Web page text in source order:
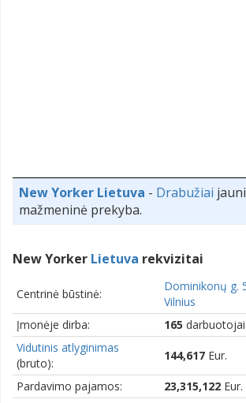
New Yorker Lietuva - Drabužiai
mažmeninė prekyba.
New Yorker Lietuva rekvizitai
Centrinė būstinė:
Dominikonų g.
Vilnius
Įmonėje dirba:
165 darbuotojai
Vidutinis atlyginimas
(bruto):
144,617 Eur.
Pardavimo pajamos: 23,315,122 Eur.